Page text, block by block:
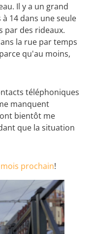
Il y a un grand
14 dans une seule
par des rideaux.
la rue par temps
qu'au moins,
téléphoniques
manquent
bientôt me
que la situation
prochain!